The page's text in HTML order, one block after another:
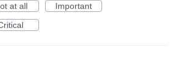
at all
Important